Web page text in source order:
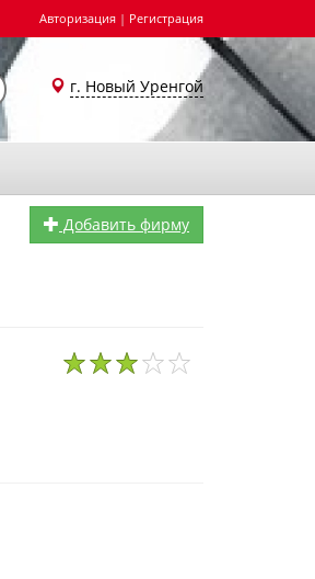
Авторизация | Регистрация
г. Новый Уренгой
Добавить фирму